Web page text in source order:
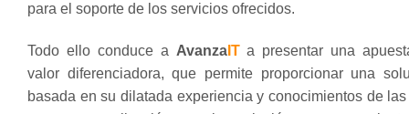
para el soporte de los servicios ofrecidos.
Todo ello conduce a AvanzaITa presentar una
valor diferenciadora, que permite proporcionar una
basada en su dilatada experiencia y conocimientos de